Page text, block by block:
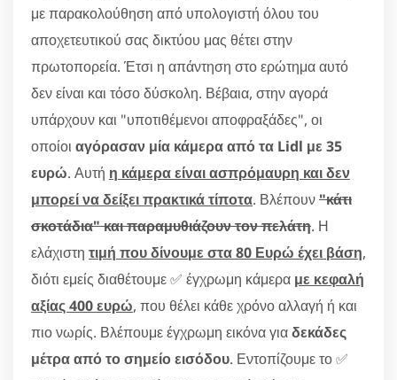
με παρακολούθηση από υπολογιστή όλου του
αποχετευτικού σας δικτύου μας θέτει στην
πρωτοπορεία. Έτσι η απάντηση στο ερώτημα αυτό
δεν είναι και τόσο δύσκολη. Βέβαια, στην αγορά
υπάρχουν και "υποτιθέμενοι αποφραξάδες", οι
οποίοι αγόρασαν μία κάμερα από τα Lidl με 35
ευρώ. Αυτή η κάμερα είναι ασπρόμαυρη και δεν
μπορεί να δείξει πρακτικά τίποτα. Βλέπουν"κάτι
σκοτάδια" και παραμυθιάζουν τον πελάτη. Η
ελάχιστη τιμή που δίνουμε στα 80 Ευρώ έχει βάση,
διότι εμείς διαθέτουμε ✅ έγχρωμη κάμερα με κεφαλή
αξίας 400 ευρώ, που θέλει κάθε χρόνο αλλαγή ή και
πιο νωρίς. Βλέπουμε έγχρωμη εικόνα γιαδεκάδες
μέτρα από το σημείο εισόδου. Εντοπίζουμε το ✅